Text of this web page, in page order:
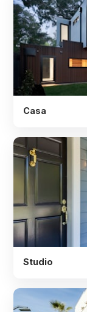
Casa
Studio